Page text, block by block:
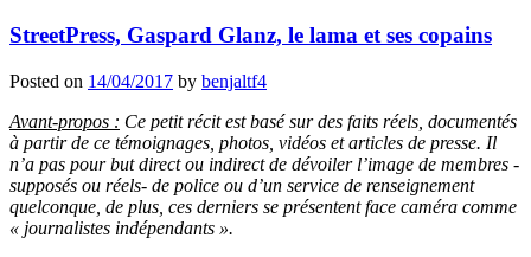
StreetPress, Gaspard Glanz, le lama et ses copains
Posted on 14/04/2017 by benjaltf4
Avant-propos : Ce petit récit est basé sur des faits réels, documentés
à partir de ce témoignages, photos, vidéos et articles de presse. Il
n’a pas pour but direct ou indirect de dévoiler l’image de membres -
supposés ou réels- de police ou d’un service de renseignement
quelconque, de plus, ces derniers se présentent face caméra comme
« journalistes indépendants ».